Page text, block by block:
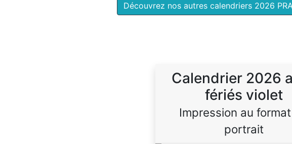
Découvrez nos autres calendriers 2026
Calendrier 2026
fériés violet
Impression au
portrait